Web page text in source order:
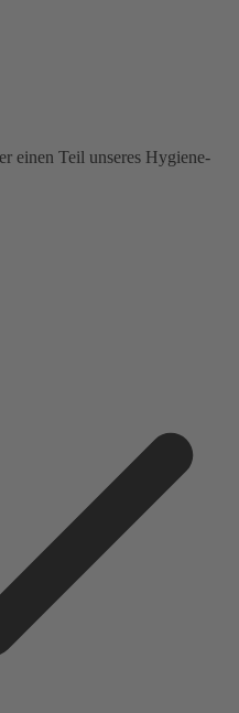
einen Teil unseres Hygiene-